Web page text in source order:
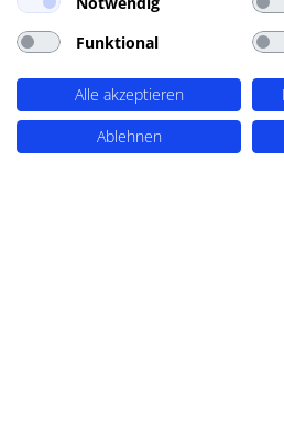
PERIMETRIK® Bonn
Brüdergasse 1
+49 228 7636 350
Anfragen an sales@perimetrik.de
Support an support@perimetrik.de
Funktional
Alle akzeptieren
Ablehnen